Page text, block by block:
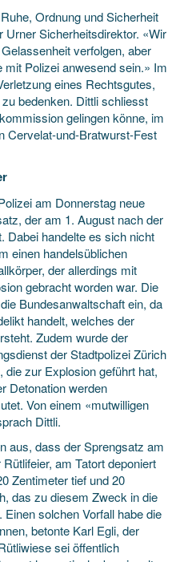
Ordnung und Sicherheit
Sicherheitsdirektor. «Wir
verfolgen, aber
Polizei anwesend sein.» Im
eines Rechtsgutes,
bedenken. Dittli schliesst
gelingen könne, im
Cervelat-und-Bratwurst-Fest
am Donnerstag neue
der am 1. August nach der
Dabei handelte es sich nicht
einen handelsüblichen
der allerdings mit
gebracht worden war. Die
Bundesanwaltschaft ein, da
handelt, welches der
Zudem wurde der
der Stadtpolizei Zürich
zur Explosion geführt hat,
Detonation werden
Von einem «mutwilligen
Dittli.
aus, dass der Sprengsatz am
am Tatort deponiert
Zentimeter tief und 20
das zu diesem Zweck in die
solchen Vorfall habe die
betonte Karl Egli, der
sei öffentlich